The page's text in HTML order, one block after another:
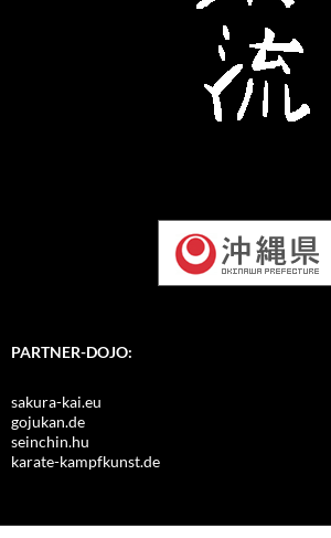
PARTNER-DOJO:
sakura-kai.eu
gojukan.de
seinchin.hu
karate-kampfkunst.de